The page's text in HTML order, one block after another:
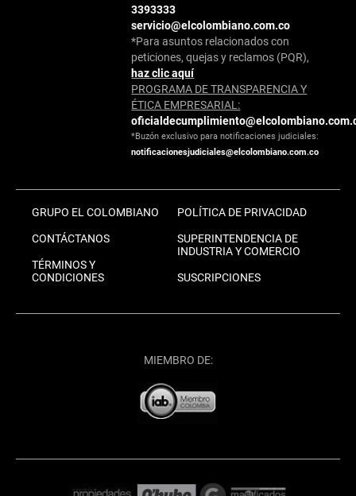
3393333
servicio@elcolombiano.com.co
*Para asuntos relacionados con
peticiones, quejas y reclamos (PQR),
haz clic aquí
PROGRAMA DE TRANSPARENCIA Y
ÉTICA EMPRESARIAL:
*Buzón exclusivo para notificaciones judiciales:
notificacionesjudiciales@elcolombiano.com.co
GRUPO EL COLOMBIANO
CONTÁCTANOS
TÉRMINOS Y
CONDICIONES
POLÍTICA DE PRIVACIDAD
SUPERINTENDENCIA DE
INDUSTRIA Y COMERCIO
SUSCRIPCIONES
MIEMBRO DE: